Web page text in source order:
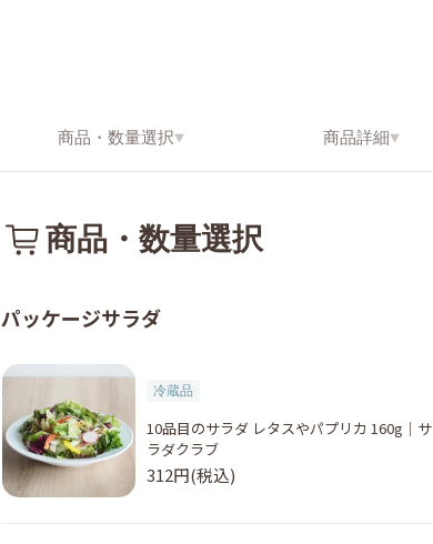
商品・ 数量選択 商品詳細
商品・数量選択
パッケージサラダ
冷蔵品
10品目のサラダ レタスやパプリカ 160g｜サ
ラダクラブ
312円(税込)